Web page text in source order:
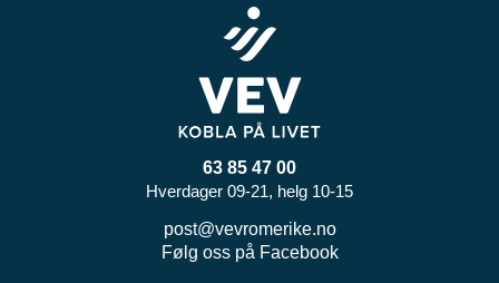
63 85 47 00
Hverdager 09-21, helg 10-15
post@vevromerike.no
Følg oss på Facebook